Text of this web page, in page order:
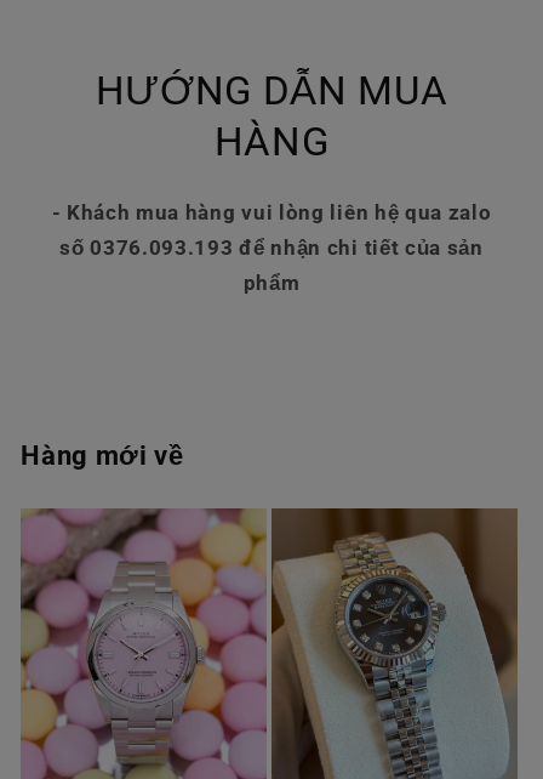
HƯỚNG DẪN MUA
HÀNG
- Khách mua hàng vui lòng liên hệ qua zalo
số 0376.093.193 để nhận chi tiết của sản
phẩm
Hàng mới về